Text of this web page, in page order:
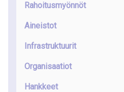
Rahoitusmyönnöt
Aineistot
Infrastruktuurit
Organisaatiot
Hankkeet